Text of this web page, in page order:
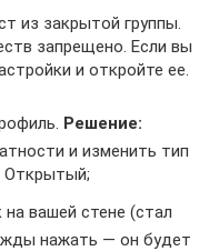
из закрытой группы.
запрещено. Если вы
и откройте ее.
Решение:
и изменить тип
Открытый;
вашей стене (стал
нажать — он будет